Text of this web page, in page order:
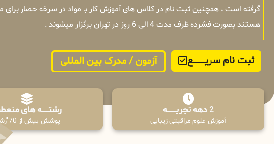
گرفته است ، همچنین ثبت نام در کلاس های آموزش کار با مواد در سرخه حصار برای
هستند بصورت فشرده ظرف مدت 4 الی 6 روز در تهران برگزار میشوند .
ثبت نام سریــــــــــــع آزمون / مدرک بین المللی
2 دهه تجربـــــــــه
آموزش علوم مراقبتی زیبایی
رشتـــــــه های
پوشش بیش از 70 رشته